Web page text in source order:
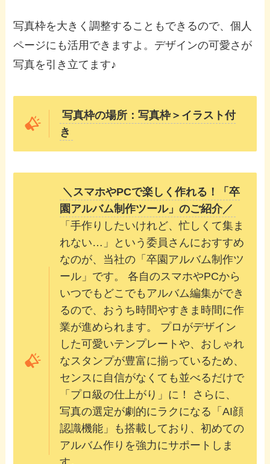
写真枠を大きく調整することもできるので、個人
ページにも活用できますよ。デザインの可愛さが
写真を引き立てます♪
写真枠の場所：写真枠＞イラスト付
き
＼スマホやPCで楽しく作れる！「卒
園アルバム制作ツール」のご紹介／
「手作りしたいけれど、忙しくて集ま
れない…」という委員さんにおすすめ
なのが、当社の「卒園アルバム制作ツ
ール」です。 各自のスマホやPCから
いつでもどこでもアルバム編集ができ
るので、おうち時間やすきま時間に作
業が進められます。 プロがデザイン
した可愛いテンプレートや、おしゃれ
なスタンプが豊富に揃っているため、
センスに自信がなくても並べるだけで
「プロ級の仕上がり」に！ さらに、
写真の選定が劇的にラクになる「AI顔
認識機能」も搭載しており、初めての
アルバム作りを強力にサポートしま